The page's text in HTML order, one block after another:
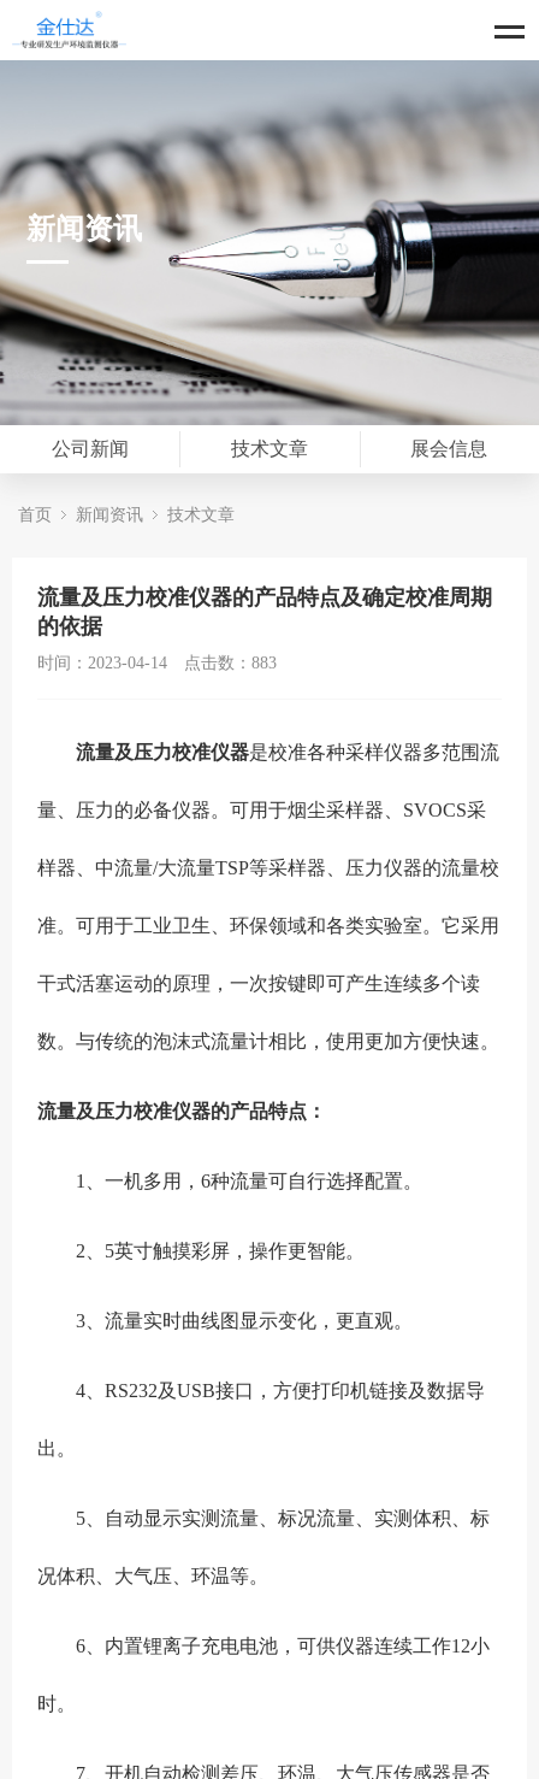
新闻资讯
公司新闻 技术文章 展会信息
首页 新闻资讯 技术文章
流量及压力校准仪器的产品特点及确定校准周期
的依据
时间：2023-04-14 点击数：883
流量及压力校准仪器是校准各种采样仪器多范围流
量、压力的必备仪器。可用于烟尘采样器、SVOCS采
样器、中流量/大流量TSP等采样器、压力仪器的流量校
准。可用于工业卫生、环保领域和各类实验室。它采用
干式活塞运动的原理，一次按键即可产生连续多个读
数。与传统的泡沫式流量计相比，使用更加方便快速。
流量及压力校准仪器的产品特点：
1、一机多用，6种流量可自行选择配置。
2、5英寸触摸彩屏，操作更智能。
3、流量实时曲线图显示变化，更直观。
4、RS232及USB接口，方便打印机链接及数据导
出。
5、自动显示实测流量、标况流量、实测体积、标
况体积、大气压、环温等。
6、内置锂离子充电电池，可供仪器连续工作12小
时。
7、开机自动检测差压、环温、大气压传感器是否